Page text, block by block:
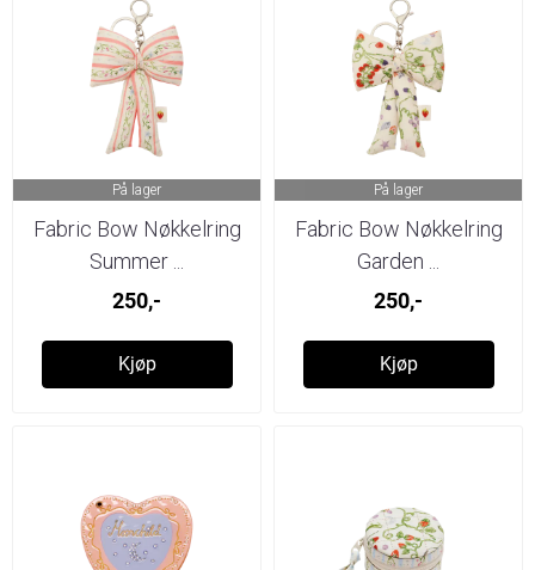
På lager
Fabric Bow Nøkkelring
Summer ...
250,-
Kjøp
På lager
Fabric Bow Nøkkelring
Garden ...
250,-
Kjøp